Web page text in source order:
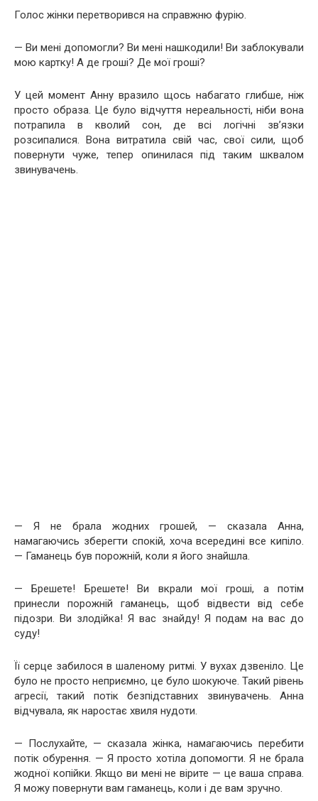
Голос жінки перетворився на справжню фурію.
— Ви мені допомогли? Ви мені нашкодили! Ви заблокували
мою картку! А де гроші? Де мої гроші?
У цей момент Анну вразило щось набагато глибше, ніж
просто образа. Це було відчуття нереальності, ніби вона
потрапила в кволий сон, де всі логічні зв’язки
розсипалися. Вона витратила свій час, свої сили, щоб
повернути чуже, тепер опинилася під таким шквалом
звинувачень.
— Я не брала жодних грошей, — сказала Анна,
намагаючись зберегти спокій, хоча всередині все кипіло.
— Гаманець був порожній, коли я його знайшла.
— Брешете! Брешете! Ви вкрали мої гроші, а потім
принесли порожній гаманець, щоб відвести від себе
підозри. Ви злодійка! Я вас знайду! Я подам на вас до
суду!
Її серце забилося в шаленому ритмі. У вухах дзвеніло. Це
було не просто неприємно, це було шокуюче. Такий рівень
агресії, такий потік безпідставних звинувачень. Анна
відчувала, як наростає хвиля нудоти.
— Послухайте, — сказала жінка, намагаючись перебити
потік обурення. — Я просто хотіла допомогти. Я не брала
жодної копійки. Якщо ви мені не вірите — це ваша справа.
Я можу повернути вам гаманець, коли і де вам зручно.